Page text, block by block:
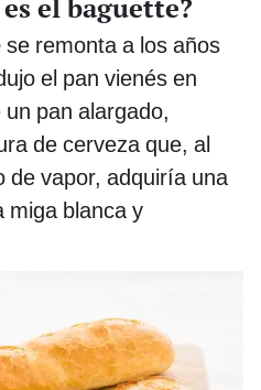
el baguette?
se remonta a los años
el pan vienés en
pan alargado,
de cerveza que, al
de vapor, adquiría una
miga blanca y